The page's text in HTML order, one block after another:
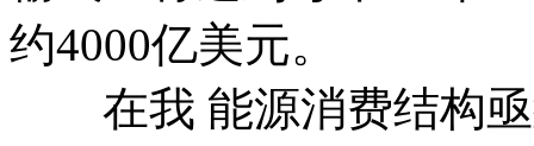
约4000亿美元。
在我 能源消费结构亟